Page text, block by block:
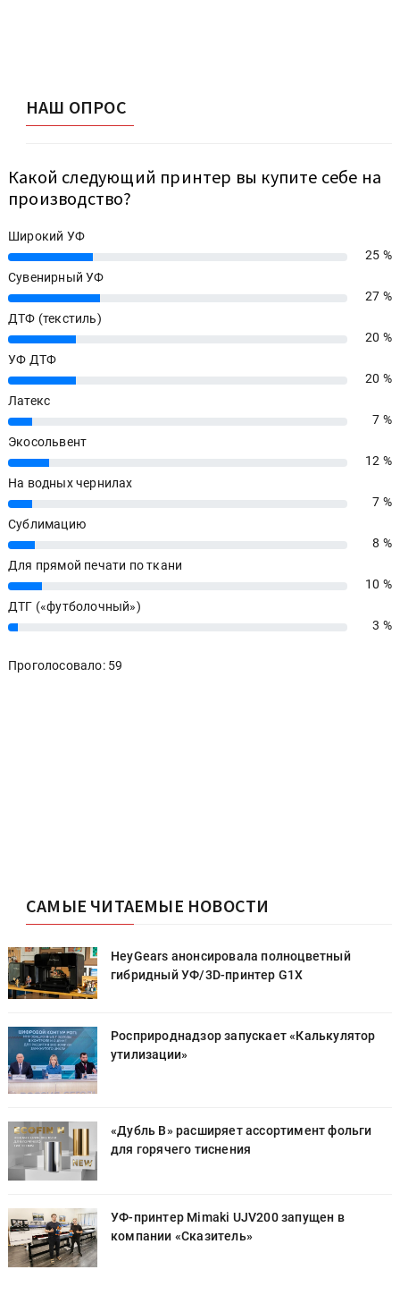
НАШ ОПРОС
Какой следующий принтер вы купите себе на
производство?
Широкий УФ
25%
25 %
Сувенирный УФ
27%
27 %
ДТФ (текстиль)
20%
20 %
УФ ДТФ
20%
20 %
Латекс
7%
7 %
Экосольвент
12%
12 %
На водных чернилах
7%
7 %
Сублимацию
8%
8 %
Для прямой печати по ткани
10%
10 %
ДТГ («футболочный»)
3% 3 %
Проголосовало: 59
САМЫЕ ЧИТАЕМЫЕ НОВОСТИ
HeyGears анонсировала полноцветный
гибридный УФ/3D-принтер G1X
Росприроднадзор запускает «Калькулятор
утилизации»
«Дубль В» расширяет ассортимент фольги
для горячего тиснения
УФ-принтер Mimaki UJV200 запущен в
компании «Сказитель»